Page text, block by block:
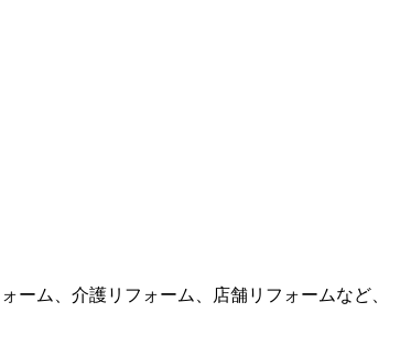
ーム、介護リフォーム、店舗リフォームなど、